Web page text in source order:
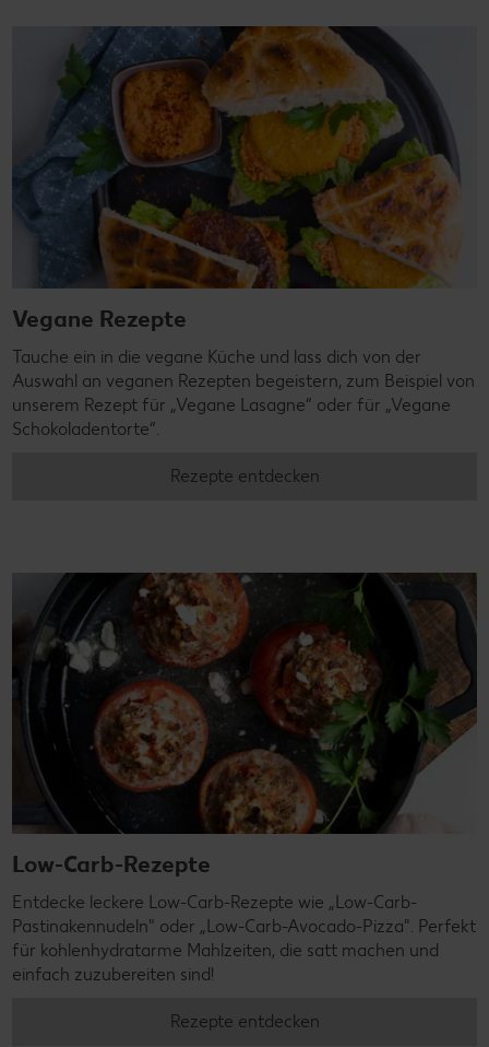
Vegane Rezepte
Tauche ein in die vegane Küche und lass dich von der
Auswahl an veganen Rezepten begeistern, zum Beispiel von
unserem Rezept für „Vegane Lasagne“ oder für „Vegane
Schokoladentorte“.
Rezepte entdecken
Low-Carb-Rezepte
Entdecke leckere Low-Carb-Rezepte wie „Low-Carb-
Pastinakennudeln" oder „Low-Carb-Avocado-Pizza". Perfekt
für kohlenhydratarme Mahlzeiten, die satt machen und
einfach zuzubereiten sind!
Rezepte entdecken